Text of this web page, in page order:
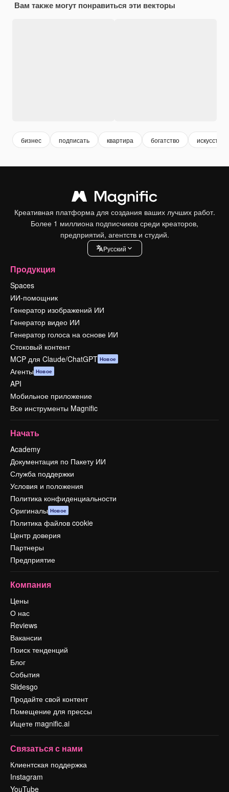
Вам также могут понравиться эти векторы
бизнес подписать квартира богатство искусство
Креативная платформа для создания ваших лучших работ.
Более 1 миллиона подписчиков среди креаторов,
предприятий, агентств и студий.
Pусский
Продукция
Spaces
ИИ-помощник
Генератор изображений ИИ
Генератор видео ИИ
Генератор голоса на основе ИИ
Стоковый контент
MCP для Claude/ChatGPT Новое
Агенты Новое
API
Мобильное приложение
Все инструменты Magnific
Начать
Academy
Документация по Пакету ИИ
Служба поддержки
Условия и положения
Политика конфиденциальности
Оригиналы Новое
Политика файлов cookie
Центр доверия
Партнеры
Предприятие
Компания
Цены
О нас
Reviews
Вакансии
Поиск тенденций
Блог
События
Slidesgo
Продайте свой контент
Помещение для прессы
Ищете magnific.ai
Связаться с нами
Клиентская поддержка
Instagram
YouTube